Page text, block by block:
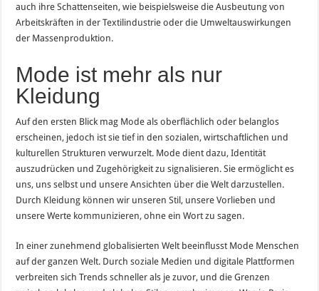
auch ihre Schattenseiten, wie beispielsweise die Ausbeutung von
Arbeitskräften in der Textilindustrie oder die Umweltauswirkungen
der Massenproduktion.
Mode ist mehr als nur
Kleidung
Auf den ersten Blick mag Mode als oberflächlich oder belanglos
erscheinen, jedoch ist sie tief in den sozialen, wirtschaftlichen und
kulturellen Strukturen verwurzelt. Mode dient dazu, Identität
auszudrücken und Zugehörigkeit zu signalisieren. Sie ermöglicht es
uns, uns selbst und unsere Ansichten über die Welt darzustellen.
Durch Kleidung können wir unseren Stil, unsere Vorlieben und
unsere Werte kommunizieren, ohne ein Wort zu sagen.
In einer zunehmend globalisierten Welt beeinflusst Mode Menschen
auf der ganzen Welt. Durch soziale Medien und digitale Plattformen
verbreiten sich Trends schneller als je zuvor, und die Grenzen